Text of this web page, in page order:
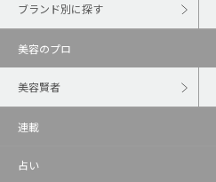
ブランド別に探す
美容のプロ
美容賢者
連載
占い